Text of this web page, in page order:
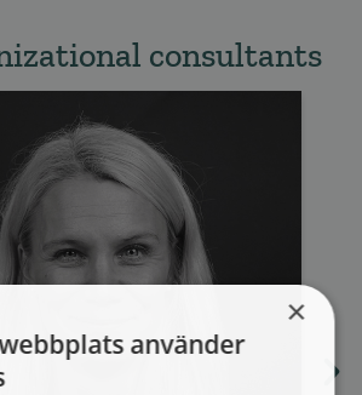
consultants
×
använder